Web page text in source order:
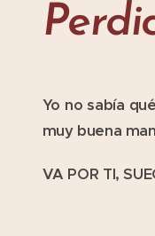
Yo no sabía
muy buena
VA POR TI,